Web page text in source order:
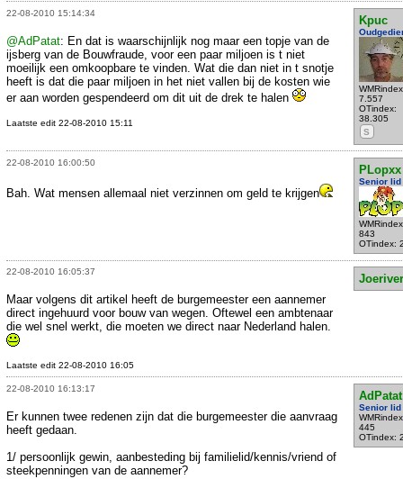
22-08-2010 15:14:34
Kpuc
7.557
OTindex:
38.305
S
@AdPatat: En dat is waarschijnlijk nog maar een topje van de
ijsberg van de Bouwfraude, voor een paar miljoen is t niet
moeilijk een omkoopbare te vinden. Wat die dan niet in t snotje
heeft is dat die paar miljoen in het niet vallen bij de kosten wie
er aan worden gespendeerd om dit uit de drek te halen
Laatste edit 22-08-2010 15:11
22-08-2010 16:00:50
PLopxx
Senior lid
843
OTindex:
Bah. Wat mensen allemaal niet verzinnen om geld te krijgen
22-08-2010 16:05:37
Joeriver
Maar volgens dit artikel heeft de burgemeester een aannemer
direct ingehuurd voor bouw van wegen. Oftewel een ambtenaar
die wel snel werkt, die moeten we direct naar Nederland halen.
Laatste edit 22-08-2010 16:05
22-08-2010 16:13:17
AdPatat
Senior lid
445
OTindex:
Er kunnen twee redenen zijn dat die burgemeester die aanvraag
heeft gedaan.
1/ persoonlijk gewin, aanbesteding bij familielid/kennis/vriend of
steekpenningen van de aannemer?